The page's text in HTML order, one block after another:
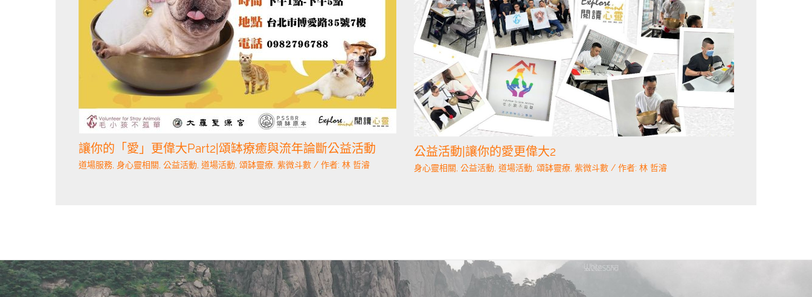
讓你的「愛」更偉大Part2|頌缽療癒與流年論斷公益活動
道場服務, 身心靈相關 公益活動, 道場活動, 頌缽靈療, 紫微斗數/ 作者: 林 哲濬
公益活動|讓你的愛更偉大2
身心靈相關 公益活動, 道場活動, 頌缽靈療, 紫微斗數/ 作者: 林 哲濬